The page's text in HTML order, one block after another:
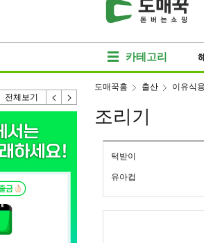
카테고리
전체보기
도매꾹홈 출산 이유식
조리기
턱받이
유아컵